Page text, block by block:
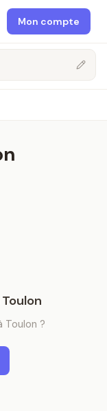
Mon compte
Toulon
Toulon ?